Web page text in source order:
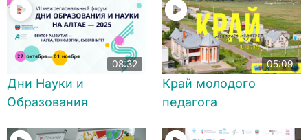
08:32
Дни Науки и
Образования
05:09
Край молодого
педагога